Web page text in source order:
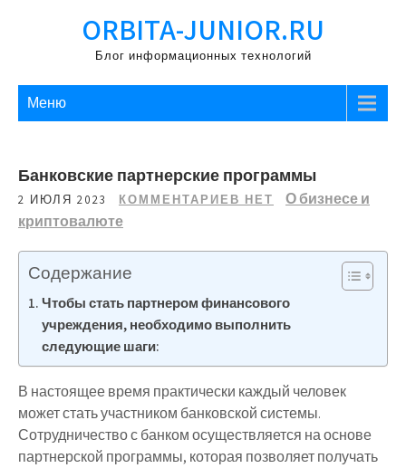
ORBITA-JUNIOR.RU
Блог информационных технологий
Меню
Банковские партнерские программы
2 ИЮЛЯ 2023 КОММЕНТАРИЕВ НЕТ
О бизнесе и
криптовалюте
Содержание
Чтобы стать партнером финансового
учреждения, необходимо выполнить
следующие шаги:
В настоящее время практически каждый человек
может стать участником банковской системы.
Сотрудничество с банком осуществляется на основе
партнерской программы, которая позволяет получать